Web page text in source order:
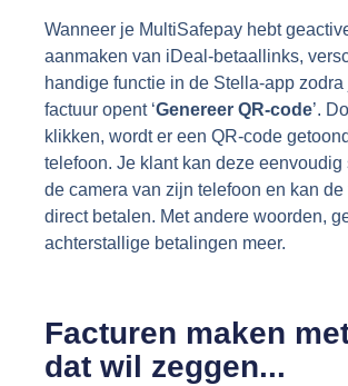
Wanneer je MultiSafepay hebt
aanmaken van iDeal-betaallinks,
handige functie in de Stella-app zodra
factuur opent ‘Genereer QR-code’.
klikken, wordt er een QR-code
telefoon. Je klant kan deze eenvoudig
de camera van zijn telefoon en kan de
direct betalen. Met andere woorden,
achterstallige betalingen meer.
Facturen maken
dat wil zeggen...